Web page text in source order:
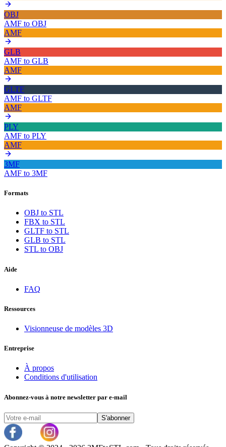
OBJ
AMF to OBJ
AMF
GLB
AMF to GLB
AMF
GLTF
AMF to GLTF
AMF
PLY
AMF to PLY
AMF
3MF
AMF to 3MF
Formats
OBJ to STL
FBX to STL
GLTF to STL
GLB to STL
STL to OBJ
Aide
FAQ
Ressources
Visionneuse de modèles 3D
Entreprise
À propos
Conditions d'utilisation
Abonnez-vous à notre newsletter par e-mail
S'abonner